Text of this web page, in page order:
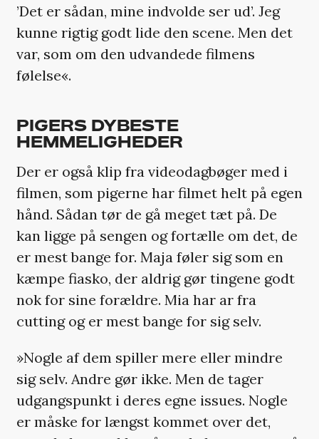
’Det er sådan, mine indvolde ser ud’. Jeg
kunne rigtig godt lide den scene. Men det
var, som om den udvandede filmens
følelse«.
PIGERS DYBESTE
HEMMELIGHEDER
Der er også klip fra videodagbøger med i
filmen, som pigerne har filmet helt på egen
hånd. Sådan tør de gå meget tæt på. De
kan ligge på sengen og fortælle om det, de
er mest bange for. Maja føler sig som en
kæmpe fiasko, der aldrig gør tingene godt
nok for sine forældre. Mia har ar fra
cutting og er mest bange for sig selv.
»Nogle af dem spiller mere eller mindre
sig selv. Andre gør ikke. Men de tager
udgangspunkt i deres egne issues. Nogle
er måske for længst kommet over det,